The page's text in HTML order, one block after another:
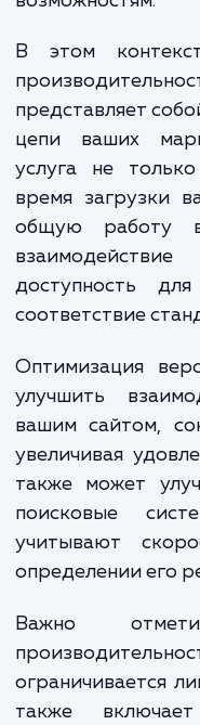
плавного
привести к
возможностям.
В этом
представляет
цепи ваших
услуга не
время
общую работу
доступность
соответствие
Оптимизация
улучшить
вашим сайтом,
увеличивая
также может
поисковые
учитывают